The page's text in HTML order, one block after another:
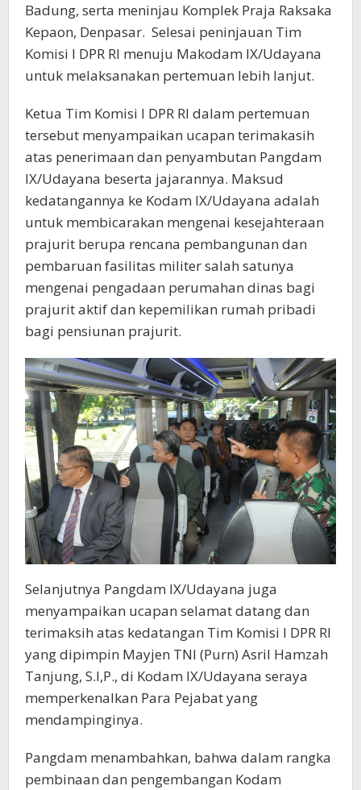
Badung, serta meninjau Komplek Praja Raksaka
Kepaon, Denpasar. Selesai peninjauan Tim
Komisi I DPR RI menuju Makodam IX/Udayana
untuk melaksanakan pertemuan lebih lanjut.
Ketua Tim Komisi I DPR RI dalam pertemuan
tersebut menyampaikan ucapan terimakasih
atas penerimaan dan penyambutan Pangdam
IX/Udayana beserta jajarannya. Maksud
kedatangannya ke Kodam IX/Udayana adalah
untuk membicarakan mengenai kesejahteraan
prajurit berupa rencana pembangunan dan
pembaruan fasilitas militer salah satunya
mengenai pengadaan perumahan dinas bagi
prajurit aktif dan kepemilikan rumah pribadi
bagi pensiunan prajurit.
Selanjutnya Pangdam IX/Udayana juga
menyampaikan ucapan selamat datang dan
terimaksih atas kedatangan Tim Komisi I DPR RI
yang dipimpin Mayjen TNI (Purn) Asril Hamzah
Tanjung, S.I,P., di Kodam IX/Udayana seraya
memperkenalkan Para Pejabat yang
mendampinginya.
Pangdam menambahkan, bahwa dalam rangka
pembinaan dan pengembangan Kodam